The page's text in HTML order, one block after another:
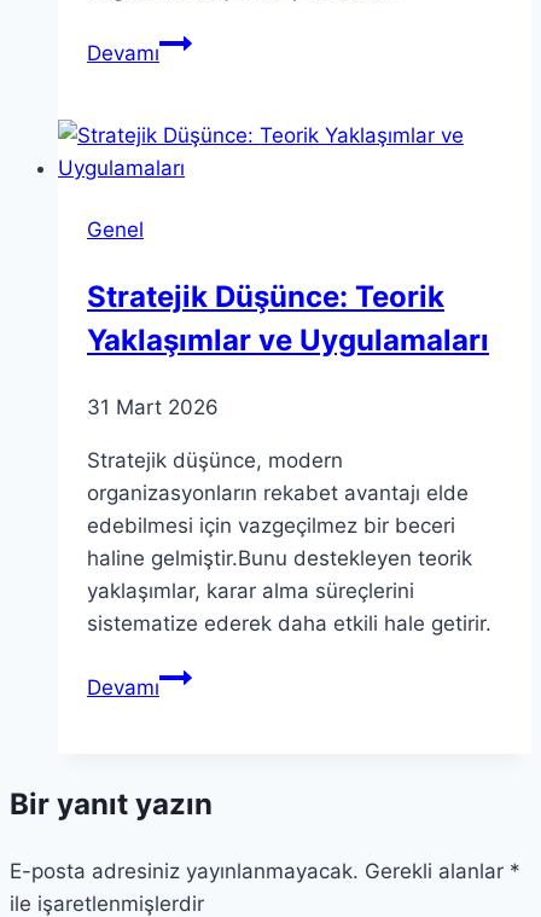
DevamıTeori:
Temelleri
Açığa
Genel
Stratejik Düşünce: Teorik
Yaklaşımlar ve Uygulamaları
31 Mart 2026
Stratejik düşünce, modern
organizasyonların rekabet avantajı elde
edebilmesi için vazgeçilmez bir beceri
haline gelmiştir.Bunu destekleyen teorik
yaklaşımlar, karar alma süreçlerini
sistematize ederek daha etkili hale getirir.
DevamıStratejik
ve
Bir yanıt yazın
E-posta adresiniz yayınlanmayacak. Gerekli alanlar *
ile işaretlenmişlerdir